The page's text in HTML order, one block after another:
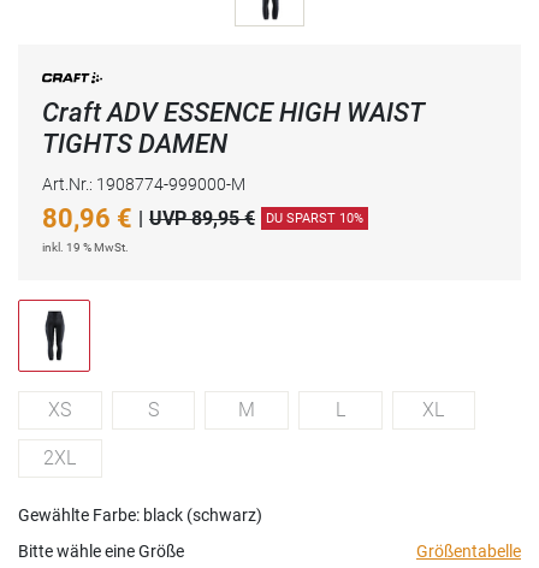
Craft ADV ESSENCE HIGH WAIST
TIGHTS DAMEN
Art.Nr.: 1908774-999000-M
80,96 € | UVP 89,95 € DU SPARST 10%
inkl. 19 % MwSt.
XS S M L XL
2XL
Gewählte Farbe: black (schwarz)
Bitte wähle eine Größe
Größentabelle